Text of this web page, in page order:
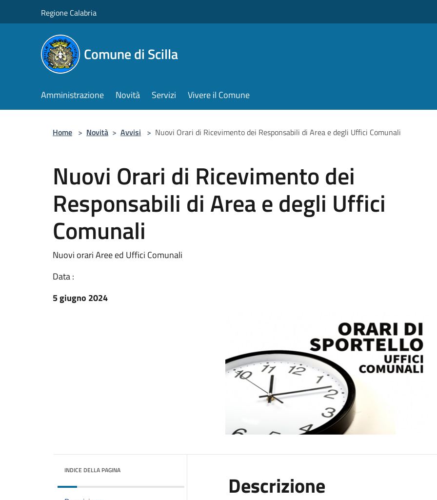
Regione Calabria
Comune di Scilla
Amministrazione Novità Servizi Vivere il Comune
Home > Novità > Avvisi > Nuovi Orari di Ricevimento dei Responsabili di Area e degli Uffici Comunali
Nuovi Orari di Ricevimento dei
Responsabili di Area e degli Uffici
Comunali
Nuovi orari Aree ed Uffici Comunali
Data :
5 giugno 2024
INDICE DELLA PAGINA
Descrizione